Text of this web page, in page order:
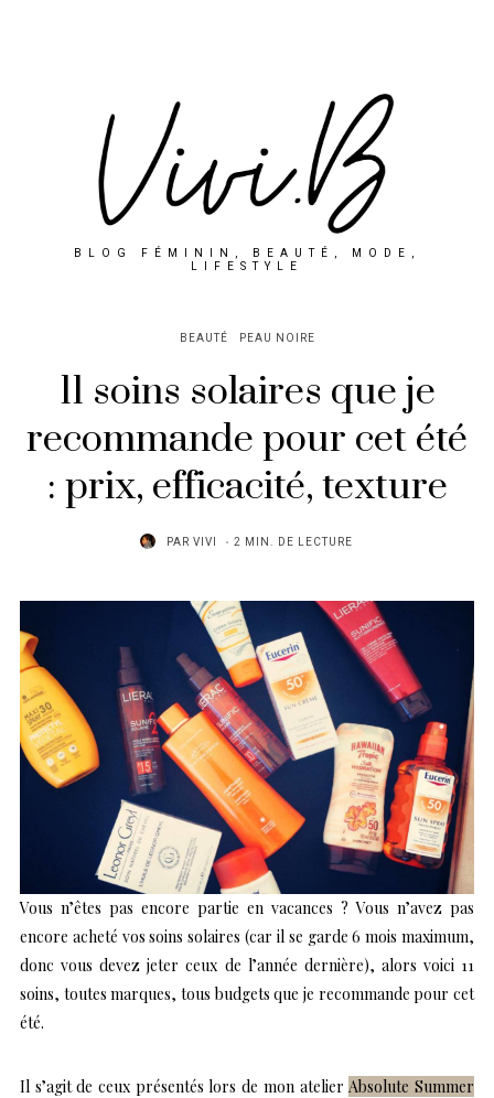
BLOG FÉMININ, BEAUTÉ, MODE,
LIFESTYLE
BEAUTÉ PEAU NOIRE
11 soins solaires que je
recommande pour cet été
: prix, efficacité, texture
PAR VIVI 2 MIN. DE LECTURE
Vous n’êtes pas encore partie en vacances ? Vous n’avez pas
encore acheté vos soins solaires (car il se garde 6 mois maximum,
donc vous devez jeter ceux de l’année dernière), alors voici 11
soins, toutes marques, tous budgets que je recommande pour cet
été.
Il s’agit de ceux présentés lors de mon atelierAbsolute Summer